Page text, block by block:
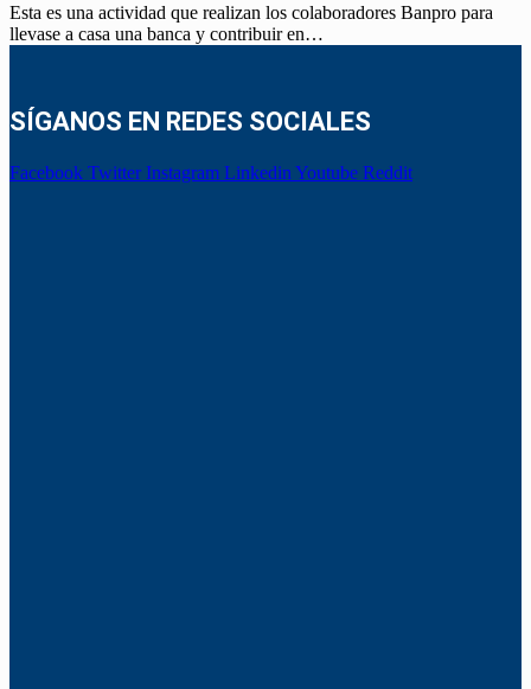
Esta es una actividad que realizan los colaboradores Banpro para
llevase a casa una banca y contribuir en…
SÍGANOS EN REDES SOCIALES
Facebook Twitter Instagram Linkedin Youtube Reddit